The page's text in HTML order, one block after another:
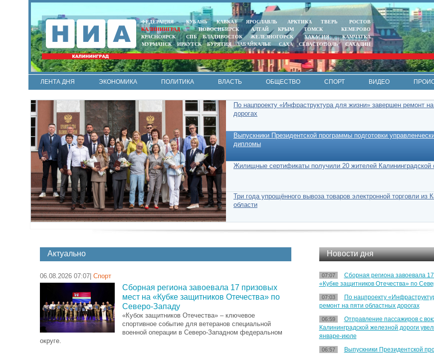
ФЕДЕРАЦИЯ КУБАНЬ КАВКАЗ ЯРОСЛАВЛЬ АРКТИКА ТВЕРЬ
РОСТОВ
КАЛИНИНГРАД
НОВОСИБИРСК АЛТАЙ КРЫМ ТОМСК
КЕМЕРОВО
КРАСНОЯРСК
СПБ ВЛАДИВОСТОК ЖЕЛЕЗНОГОРСК ХАКАСИЯ
КАМЧАТКА
МУРМАНСК
ИРКУТСК БУРЯТИЯ ЗАБАЙКАЛЬЕ САХА СЕВАСТОПОЛЬ САХАЛИН
ЛЕНТА ДНЯ ЭКОНОМИКА ПОЛИТИКА ВЛАСТЬ ОБЩЕСТВО СПОРТ ВИДЕО
По нацпроекту «Инфраструктура для жизни» завершен ремонт
дорогах
Выпускники Президентской программы подготовки
дипломы
Жилищные сертификаты получили 20 жителей Калининградской
Три года упрощённого вывоза товаров электронной торговли из
области
Новости дня
07:07
Сборная региона завоевала
«Кубке защитников Отечества» по
07:03
По нацпроекту
ремонт на пяти областных дорогах
06:59
Отправление пассажиров с
Калининградской железной дороги
январе-июле
06:57
Выпускники Президентской
Актуально
06.08.2026 07:07| Спорт
Сборная региона завоевала 17 призовых
мест на «Кубке защитников Отечества» по
Северо-Западу
«Кубок защитников Отечества» – ключевое
спортивное событие для ветеранов специальной
военной операции в Северо-Западном федеральном
округе.